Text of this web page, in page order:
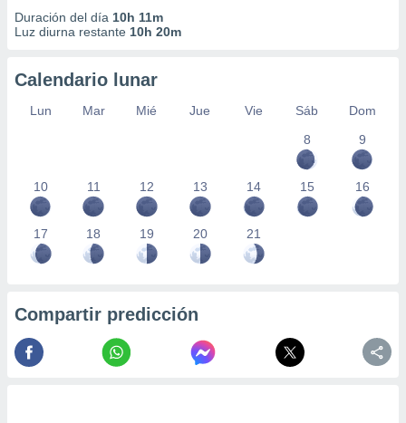
Duración del día 10h 11m
Luz diurna restante 10h 20m
Calendario lunar
Lun Mar Mié Jue Vie Sáb
Dom
8
9
10 11 12 13 14 15 16
17 18 19 20 21
Compartir predicción